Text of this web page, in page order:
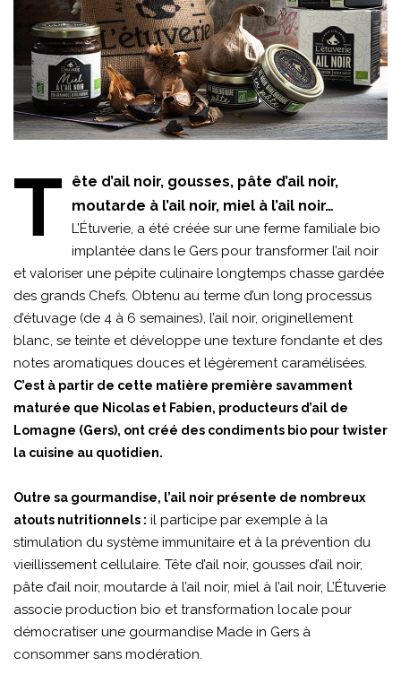
T
ête d’ail noir, gousses, pâte d’ail noir,
moutarde à l’ail noir, miel à l’ail noir…
L’Étuverie, a été créée sur une ferme familiale bio
implantée dans le Gers pour transformer l’ail noir
et valoriser une pépite culinaire longtemps chasse gardée
des grands Chefs. Obtenu au terme d’un long processus
d’étuvage (de 4 à 6 semaines), l’ail noir, originellement
blanc, se teinte et développe une texture fondante et des
notes aromatiques douces et légèrement caramélisées.
C’est à partir de cette matière première savamment
maturée que Nicolas et Fabien, producteurs d’ail de
Lomagne (Gers), ont créé des condiments bio pour twister
la cuisine au quotidien.
Outre sa gourmandise, l’ail noir présente de nombreux
atouts nutritionnels : il participe par exemple à la
stimulation du système immunitaire et à la prévention du
vieillissement cellulaire. Tête d’ail noir, gousses d’ail noir,
pâte d’ail noir, moutarde à l’ail noir, miel à l’ail noir, L’Étuverie
associe production bio et transformation locale pour
démocratiser une gourmandise Made in Gers à
consommer sans modération.